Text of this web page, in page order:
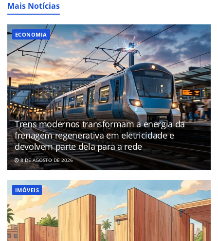
Mais Notícias
ECONOMIA
Trens modernos transformam a energia da
frenagem regenerativa em eletricidade e
devolvem parte dela para a rede
8 DE AGOSTO DE 2026
IMÓVEIS